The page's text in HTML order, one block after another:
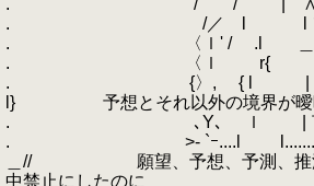
. /／ l l ＼ l
. 〈ｌ' / .l ＿l＿
. 〈ｌ r{ l{ i! } |
. {〉, { l | ､ ﾉ__ﾉ
l} 予想とそれ以外の境界が曖
. ､Y､ ｌ |
. >- `ｰ....l
＿// 願望、予想、予測、推測
中禁止にしたのに